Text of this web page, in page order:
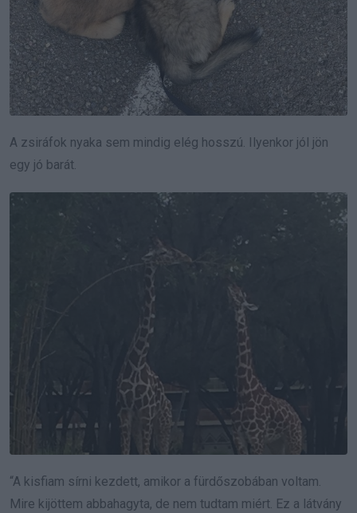
A zsiráfok nyaka sem mindig elég hosszú. Ilyenkor jól jön
egy jó barát.
“A kisfiam sírni kezdett, amikor a fürdőszobában voltam.
Mire kijöttem abbahagyta, de nem tudtam miért. Ez a látvány